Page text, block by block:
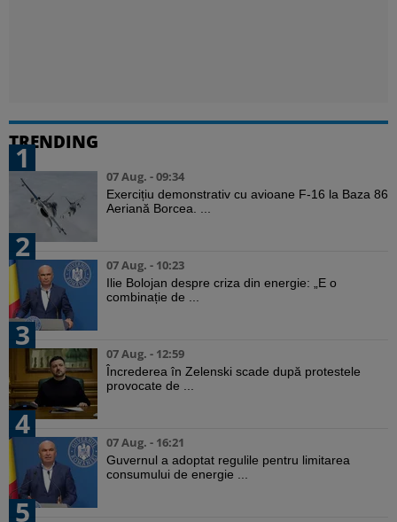
TRENDING
1
07 Aug. - 09:34
Exercițiu demonstrativ cu avioane F-16 la Baza 86
Aeriană Borcea. ...
2
07 Aug. - 10:23
Ilie Bolojan despre criza din energie: „E o
combinație de ...
3
07 Aug. - 12:59
Încrederea în Zelenski scade după protestele
provocate de ...
4
07 Aug. - 16:21
Guvernul a adoptat regulile pentru limitarea
consumului de energie ...
5